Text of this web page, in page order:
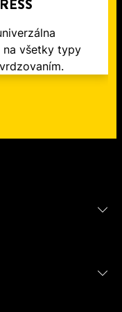
na všetky typy